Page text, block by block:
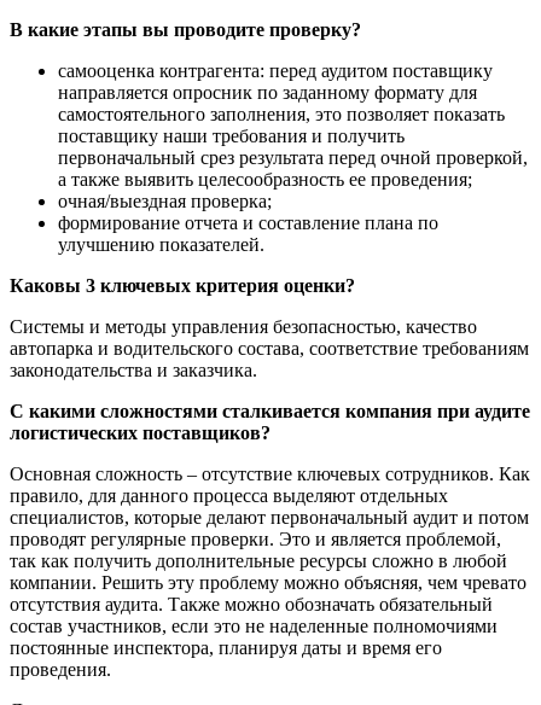
В какие этапы вы проводите проверку?
самооценка контрагента: перед аудитом поставщику
направляется опросник по заданному формату для
самостоятельного заполнения, это позволяет показать
поставщику наши требования и получить
первоначальный срез результата перед очной проверкой,
а также выявить целесообразность ее проведения;
очная/выездная проверка;
формирование отчета и составление плана по
улучшению показателей.
Каковы 3 ключевых критерия оценки?
Системы и методы управления безопасностью, качество
автопарка и водительского состава, соответствие требованиям
законодательства и заказчика.
С какими сложностями сталкивается компания при аудите
логистических поставщиков?
Основная сложность – отсутствие ключевых сотрудников. Как
правило, для данного процесса выделяют отдельных
специалистов, которые делают первоначальный аудит и потом
проводят регулярные проверки. Это и является проблемой,
так как получить дополнительные ресурсы сложно в любой
компании. Решить эту проблему можно объясняя, чем чревато
отсутствия аудита. Также можно обозначать обязательный
состав участников, если это не наделенные полномочиями
постоянные инспектора, планируя даты и время его
проведения.